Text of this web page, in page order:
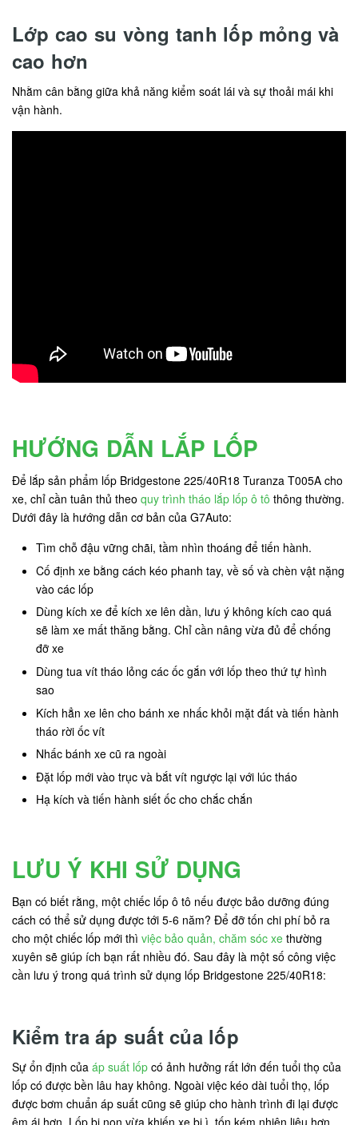
Lớp cao su vòng tanh lốp mỏng và
cao hơn
Nhằm cân bằng giữa khả năng kiểm soát lái và sự thoải mái khi
vận hành.
HƯỚNG DẪN LẮP LỐP
Để lắp sản phẩm lốp Bridgestone 225/40R18 Turanza T005A cho
xe, chỉ cần tuân thủ theo quy trình tháo lắp lốp ô tô thông thường.
Dưới đây là hướng dẫn cơ bản của G7Auto:
Tìm chỗ đậu vững chãi, tầm nhìn thoáng để tiến hành.
Cố định xe bằng cách kéo phanh tay, về số và chèn vật nặng
vào các lốp
Dùng kích xe để kích xe lên dần, lưu ý không kích cao quá
sẽ làm xe mất thăng bằng. Chỉ cần nâng vừa đủ để chống
đỡ xe
Dùng tua vít tháo lỏng các ốc gắn với lốp theo thứ tự hình
sao
Kích hẳn xe lên cho bánh xe nhấc khỏi mặt đất và tiến hành
tháo rời ốc vít
Nhấc bánh xe cũ ra ngoài
Đặt lốp mới vào trục và bắt vít ngược lại với lúc tháo
Hạ kích và tiến hành siết ốc cho chắc chắn
LƯU Ý KHI SỬ DỤNG
Bạn có biết rằng, một chiếc lốp ô tô nếu được bảo dưỡng đúng
cách có thể sử dụng được tới 5-6 năm? Để đỡ tốn chi phí bỏ ra
cho một chiếc lốp mới thì việc bảo quản, chăm sóc xe thường
xuyên sẽ giúp ích bạn rất nhiều đó. Sau đây là một số công việc
cần lưu ý trong quá trình sử dụng lốp Bridgestone 225/40R18:
Kiểm tra áp suất của lốp
Sự ổn định của áp suất lốp có ảnh hưởng rất lớn đến tuổi thọ của
lốp có được bền lâu hay không. Ngoài việc kéo dài tuổi thọ, lốp
được bơm chuẩn áp suất cũng sẽ giúp cho hành trình đi lại được